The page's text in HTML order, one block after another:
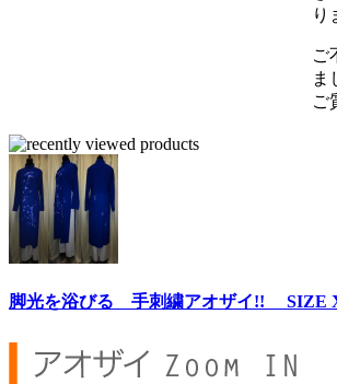
り
ご
ま
ご
脚光を浴びる 手刺繍アオザイ!! SIZE